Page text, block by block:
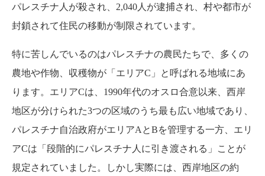
パレスチナ人が殺され、2,040人が逮捕され、村や都市が
封鎖されて住民の移動が制限されています。
特に苦しんでいるのはパレスチナの農民たちで、多くの
農地や作物、収穫物が「エリアC」と呼ばれる地域にあ
ります。エリアCは、1990年代のオスロ合意以来、西岸
地区が分けられた3つの区域のうち最も広い地域であり、
パレスチナ自治政府がエリアAとBを管理する一方、エリ
アCは「段階的にパレスチナ人に引き渡される」ことが
規定されていました。しかし実際には、西岸地区の約